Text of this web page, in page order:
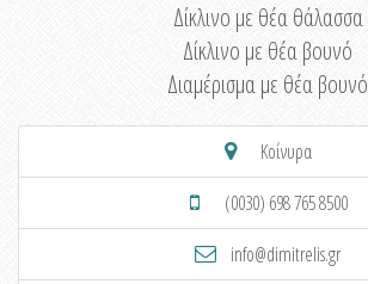
Δίκλινο με θέα θάλασσα
Δίκλινο με θέα βουνό
Διαμέρισμα με θέα βουνό
Κοίνυρα
(0030) 698 765 8500
info@dimitrelis.gr